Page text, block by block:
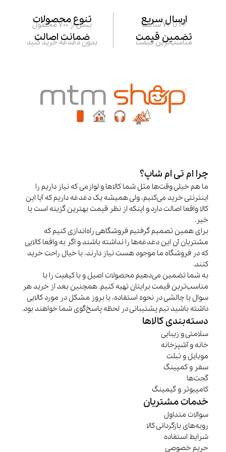
ارسال سریع
24 تا 72 ساعت تنوع محصولات
بیش از 700 محصول
تضمین قیمت
مناسب‌ترین قیمت ضمانت اصالت
بدون دغدغه خرید کنید
چرا ام تی ام شاپ؟
ما هم خیلی وقت‌ها مثل شما کالاها و لوازمی که نیاز داریم را
اینترنتی خرید می‌کنیم، ولی همیشه یک دغدغه داریم که آیا این
کالا واقعا اصالت دارد و اینکه از نظر قیمت بهترین گزینه است یا
خیر.
برای همین تصمیم گرفتیم فروشگاهی راه‌اندازی کنیم که
مشتریان آن این دغدغه‌ها را نداشته باشند و اگر به واقعا کالایی
که در فروشگاه ما موجود هست نیاز دارند، با خیال راحت خرید
کنند.
به شما تضمین می‌دهیم محصولات اصیل و با کیفیت را با
مناسب‌ترین قیمت برایتان تهیه کنیم. همچنین بعد از خرید هر
سوال یا چالشی در نحوه استفاده، یا بروز مشکل در مورد کالایی
داشته باشید تیم پشتیبانی در لحظه پاسخ‌گوی شما خواهند بود.
دسته‌بندی کالاها
سلامتی و زیبایی
خانه و آشپزخانه
موبایل و تبلت
سفر و کمپینگ
گجت‌ها
کامپیوتر و گیمینگ
خدمات مشتریان
سوالات متداول
رویه‌های بازگردانی کالا
شرایط استفاده
حریم خصوصی